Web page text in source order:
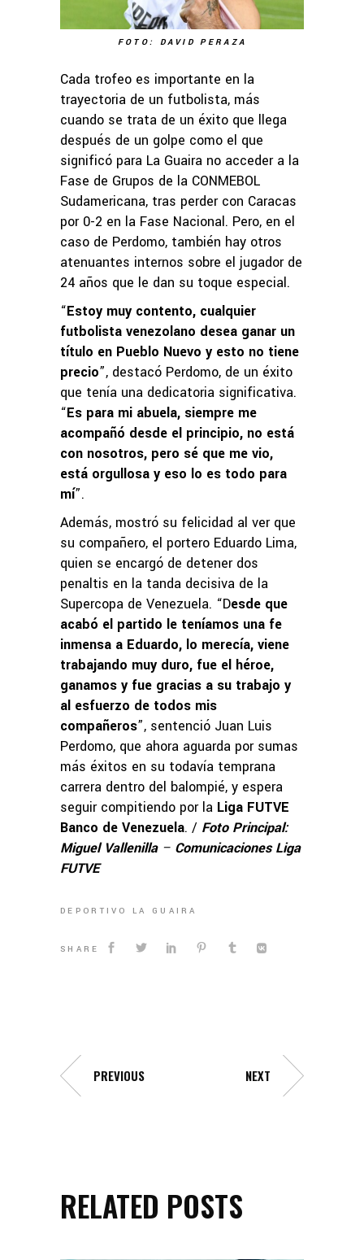
FOTO: DAVID PERAZA
Cada trofeo es importante en la
trayectoria de un futbolista, más
cuando se trata de un éxito que llega
después de un golpe como el que
significó para La Guaira no acceder a la
Fase de Grupos de la CONMEBOL
Sudamericana, tras perder con Caracas
por 0-2 en la Fase Nacional. Pero, en el
caso de Perdomo, también hay otros
atenuantes internos sobre el jugador de
24 años que le dan su toque especial.
“Estoy muy contento, cualquier
futbolista venezolano desea ganar un
título en Pueblo Nuevo y esto no tiene
precio”, destacó Perdomo, de un éxito
que tenía una dedicatoria significativa.
“Es para mi abuela, siempre me
acompañó desde el principio, no está
con nosotros, pero sé que me vio,
está orgullosa y eso lo es todo para
mí”.
Además, mostró su felicidad al ver que
su compañero, el portero Eduardo Lima,
quien se encargó de detener dos
penaltis en la tanda decisiva de la
Supercopa de Venezuela. “Desde que
acabó el partido le teníamos una fe
inmensa a Eduardo, lo merecía, viene
trabajando muy duro, fue el héroe,
ganamos y fue gracias a su trabajo y
al esfuerzo de todos mis
compañeros”, sentenció Juan Luis
Perdomo, que ahora aguarda por sumas
más éxitos en su todavía temprana
carrera dentro del balompié, y espera
seguir compitiendo por la Liga FUTVE
Banco de Venezuela. / Foto Principal:
Miguel Vallenilla– Comunicaciones Liga
FUTVE
DEPORTIVO LA GUAIRA
SHARE
PREVIOUS NEXT
RELATED POSTS